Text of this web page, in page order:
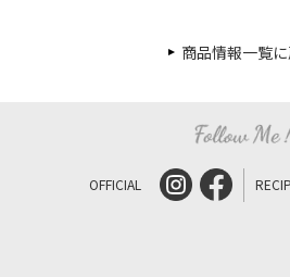
商品情報一覧
OFFICIAL